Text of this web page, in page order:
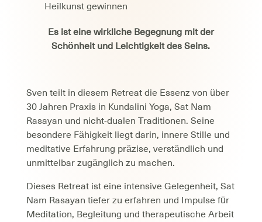
Heilkunst gewinnen
Es ist eine wirkliche Begegnung mit der
Schönheit und Leichtigkeit des Seins.
Sven teilt in diesem Retreat die Essenz von über
30 Jahren Praxis in Kundalini Yoga, Sat Nam
Rasayan und nicht-dualen Traditionen. Seine
besondere Fähigkeit liegt darin, innere Stille und
meditative Erfahrung präzise, verständlich und
unmittelbar zugänglich zu machen.
Dieses Retreat ist eine intensive Gelegenheit, Sat
Nam Rasayan tiefer zu erfahren und Impulse für
Meditation, Begleitung und therapeutische Arbeit